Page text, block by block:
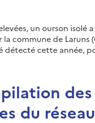
un ourson
la commune de
détecté cette année,
du